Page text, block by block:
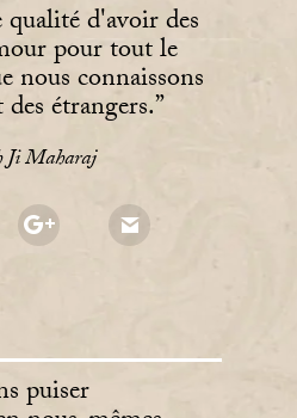
d'avoir des
pour tout le
nous connaissons
étrangers.
Ji Maharaj
puiser